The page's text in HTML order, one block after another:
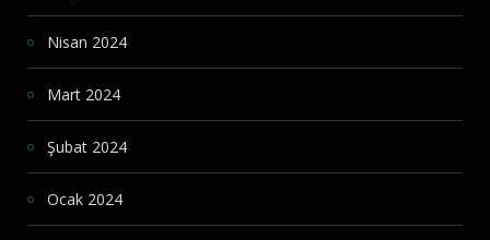
Nisan 2024
Mart 2024
Şubat 2024
Ocak 2024